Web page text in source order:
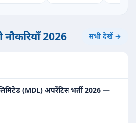
नौकरियाँ 2026 सभी देखें →
(MDL) अपरेंटिस भर्ती 2026 —